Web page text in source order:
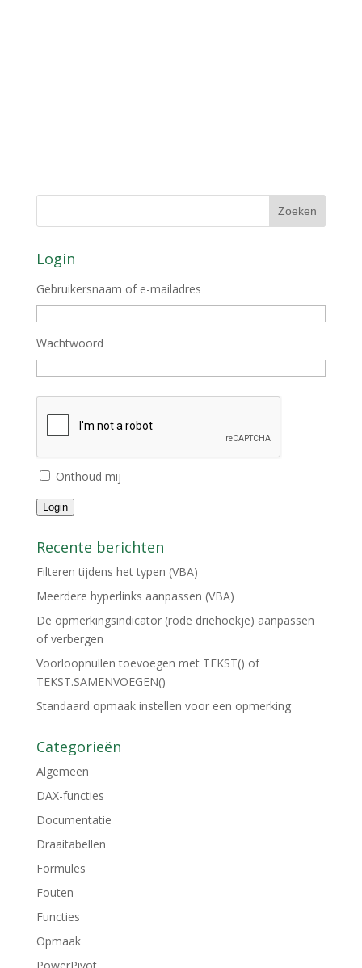
Login
Gebruikersnaam of e-mailadres
Wachtwoord
Onthoud mij
Login
Recente berichten
Filteren tijdens het typen (VBA)
Meerdere hyperlinks aanpassen (VBA)
De opmerkingsindicator (rode driehoekje) aanpassen
of verbergen
Voorloopnullen toevoegen met TEKST() of
TEKST.SAMENVOEGEN()
Standaard opmaak instellen voor een opmerking
Categorieën
Algemeen
DAX-functies
Documentatie
Draaitabellen
Formules
Fouten
Functies
Opmaak